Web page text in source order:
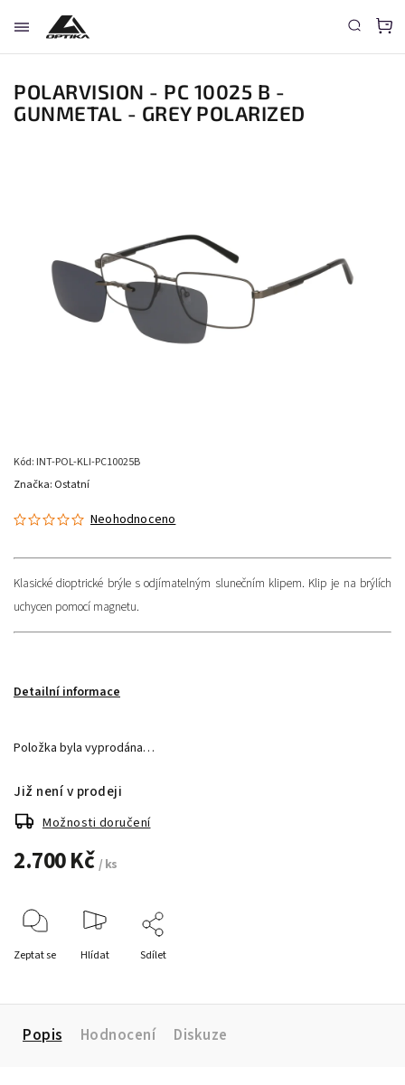
POLARVISION - PC 10025 B -
GUNMETAL - GREY POLARIZED
Kód: INT-POL-KLI-PC10025B
Neohodnoceno
Klasické dioptrické brýle s odjímatelným slunečním klipem. Klip je na brýlích
uchycen pomocí magnetu.
Detailní informace
Značka: Ostatní
Položka byla vyprodána…
2.700 Kč / ks
Již není v prodeji
Možnosti doručení
Zeptat se Hlídat Sdílet
Popis Hodnocení Diskuze